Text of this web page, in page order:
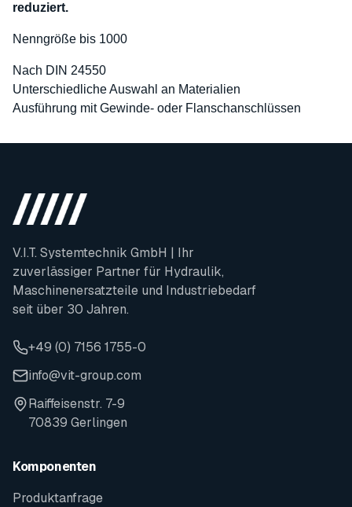
reduziert.
Nenngröße bis 1000
Nach DIN 24550
Unterschiedliche Auswahl an Materialien
Ausführung mit Gewinde- oder Flanschanschlüssen
V.I.T. Systemtechnik GmbH | Ihr
zuverlässiger Partner für Hydraulik,
Maschinenersatzteile und Industriebedarf
seit über 30 Jahren.
+49 (0) 7156 1755-0
info@vit-group.com
Raiffeisenstr. 7-9
70839 Gerlingen
Komponenten
Produktanfrage